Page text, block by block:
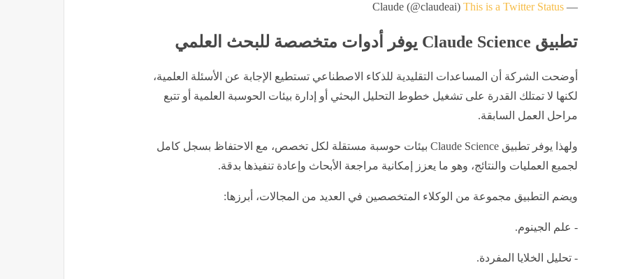
— Claude (@claudeai)
This is a Twitter Status
تطبيق Claude Science يوفر أدوات متخصصة للبحث العلمي
أوضحت الشركة أن المساعدات التقليدية للذكاء الاصطناعي تستطيع الإجابة عن الأسئلة العلمية،
لكنها لا تمتلك القدرة على تشغيل خطوط التحليل البحثي أو إدارة بيئات الحوسبة العلمية أو تتبع
مراحل العمل السابقة.
ولهذا يوفر تطبيق Claude Science بيئات حوسبة مستقلة لكل تخصص، مع الاحتفاظ بسجل كامل
لجميع العمليات والنتائج، وهو ما يعزز إمكانية مراجعة الأبحاث وإعادة تنفيذها بدقة.
ويضم التطبيق مجموعة من الوكلاء المتخصصين في العديد من المجالات، أبرزها:
- علم الجينوم.
- تحليل الخلايا المفردة.